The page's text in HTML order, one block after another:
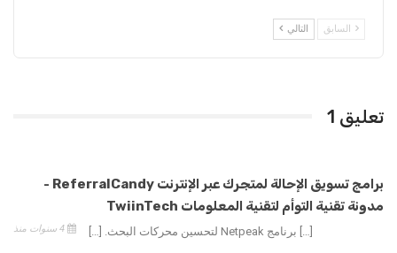
السابق التالي
تعليق 1
برامج تسويق الإحالة لمتجرك عبر الإنترنت ReferralCandy -
مدونة تقنية التوأم لتقنية المعلومات TwiinTech
[…] برنامج Netpeak لتحسين محركات البحث. […]